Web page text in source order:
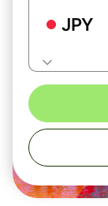
JPY